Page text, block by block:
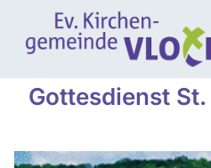
Gottesdienst